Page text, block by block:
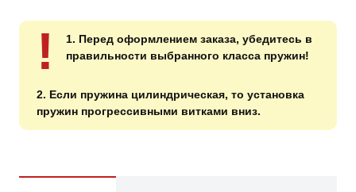
!
1. Перед оформлением заказа, убедитесь в
правильности выбранного класса пружин!
2. Если пружина цилиндрическая, то установка
пружин прогрессивными витками вниз.